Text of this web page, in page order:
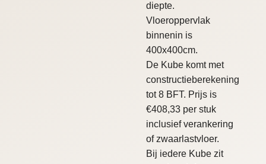
diepte.
Vloeroppervlak
binnenin is
400x400cm.
De Kube komt met
constructieberekening
tot 8 BFT. Prijs is
€408,33 per stuk
inclusief verankering
of zwaarlastvloer.
Bij iedere Kube zit